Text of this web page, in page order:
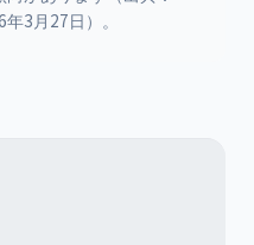
3月27日）。